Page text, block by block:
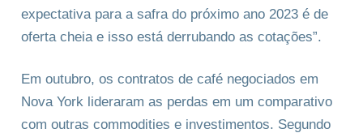
expectativa para a safra do próximo ano 2023 é de
oferta cheia e isso está derrubando as cotações”.
Em outubro, os contratos de café negociados em
Nova York lideraram as perdas em um comparativo
com outras commodities e investimentos. Segundo